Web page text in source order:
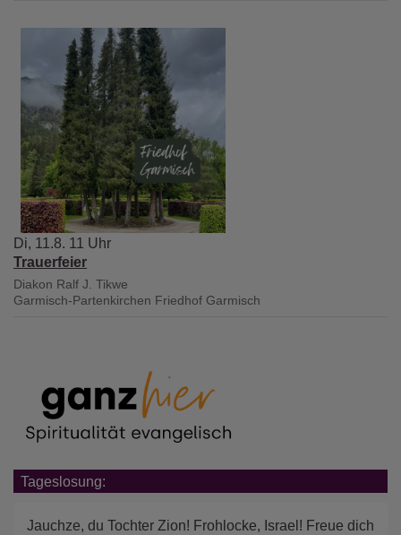
Di, 11.8. 11 Uhr
Trauerfeier
Diakon Ralf J. Tikwe
Garmisch-Partenkirchen Friedhof Garmisch
Tageslosung:
Jauchze, du Tochter Zion! Frohlocke, Israel! Freue dich